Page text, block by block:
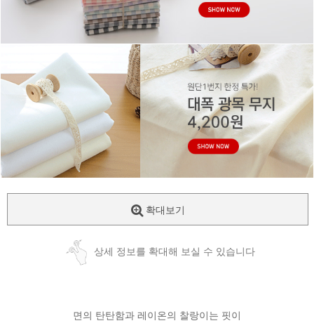
확대보기
상세 정보를 확대해 보실 수 있습니다
면의 탄탄함과 레이온의 찰랑이는 핏이